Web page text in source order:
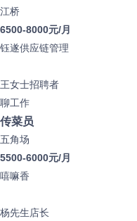
江桥
6500-8000元/月
钰遂供应链管理
王女士招聘者
聊工作
传菜员
五角场
5500-6000元/月
嘻嘛香
杨先生店长